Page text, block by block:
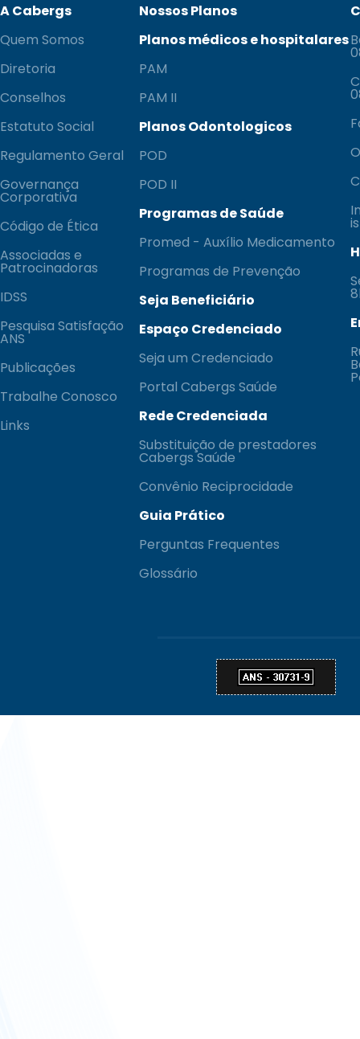
A Cabergs
Quem Somos
Diretoria
Conselhos
Estatuto Social
Regulamento Geral
Governança
Corporativa
Código de Ética
Associadas e
Patrocinadoras
IDSS
Pesquisa Satisfação
ANS
Publicações
Trabalhe Conosco
Links
Nossos Planos
Planos médicos e hospitalares
PAM
PAM II
Planos Odontologicos
POD
POD II
Programas de Saúde
Promed - Auxílio Medicamento
Programas de Prevenção
Seja Beneficiário
Espaço Credenciado
Seja um Credenciado
Portal Cabergs Saúde
Rede Credenciada
Substituição de prestadores
Cabergs Saúde
Convênio Reciprocidade
Guia Prático
Perguntas Frequentes
Glossário